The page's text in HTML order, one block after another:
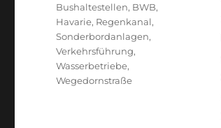
Bushaltestellen, BWB,
Havarie, Regenkanal,
Sonderbordanlagen,
Verkehrsführung,
Wasserbetriebe,
Wegedornstraße